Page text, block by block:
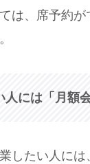
は、席予約
には「月額
したい人には